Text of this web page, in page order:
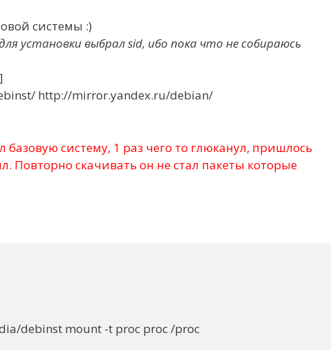
системы :)
установки выбрал sid, ибо пока что не собираюсь
http://mirror.yandex.ru/debian/
базовую систему, 1 раз чего то глюканул, пришлось
Повторно скачивать он не стал пакеты которые